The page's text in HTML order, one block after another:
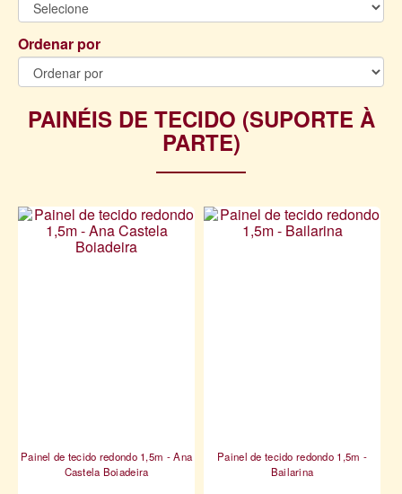
Ordenar por
PAINÉIS DE TECIDO (SUPORTE À
PARTE)
Painel de tecido redondo 1,5m - Ana
Castela Boiadeira
Painel de tecido redondo 1,5m -
Bailarina